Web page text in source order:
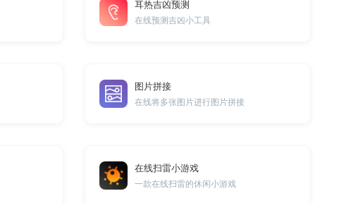
耳热吉凶预测
在线预测吉凶小工具
图片拼接
在线将多张图片进行图片拼接
在线扫雷小游戏
一款在线扫雷的休闲小游戏